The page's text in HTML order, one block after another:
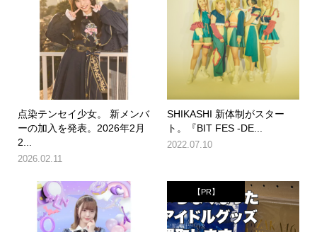
点染テンセイ少女。 新メンバ
ーの加入を発表。2026年2月
2...
2026.02.11
SHIKASHI 新体制がスター
ト。『BIT FES -DE...
2022.07.10
【PR】